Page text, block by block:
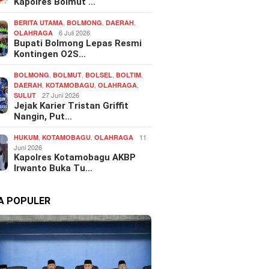
BERITA UTAMA, BOLMONG,DAERAH,
OLAHRAGA 6 Juli 2026
Bupati Bolmong Lepas Resmi
Kontingen O2S…
BOLMONG, BOLMUT, BOLSEL, BOLTIM,
DAERAH,KOTAMOBAGU,OLAHRAGA,
SULUT 27 Juni 2026
Jejak Karier Tristan Griffit
Nangin, Put…
HUKUM,KOTAMOBAGU,OLAHRAGA
11
Juni 2026
Kapolres Kotamobagu AKBP
Irwanto Buka Tu…
POPULER